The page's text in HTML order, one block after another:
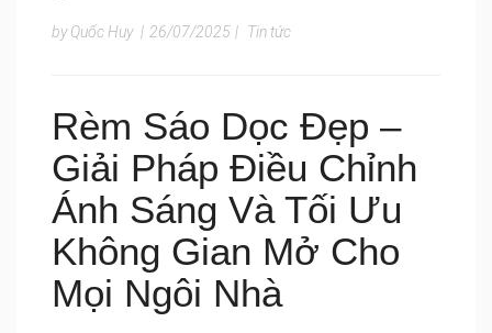
by Quốc Huy | 26/07/2025 | Tin tức
Rèm Sáo Dọc Đẹp –
Giải Pháp Điều Chỉnh
Ánh Sáng Và Tối Ưu
Không Gian Mở Cho
Mọi Ngôi Nhà